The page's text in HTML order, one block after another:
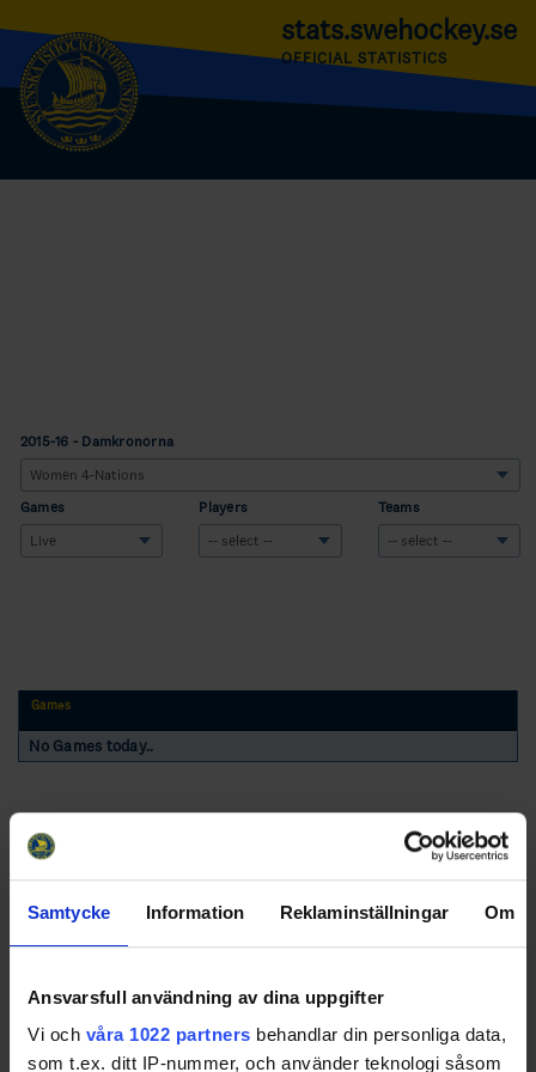
Samtycke Information Reklaminställningar Om
Ansvarsfull användning av dina uppgifter
Vi och våra 1022 partners behandlar din personliga data,
som t.ex. ditt IP-nummer, och använder teknologi såsom
stats.swehockey.se
OFFICIAL STATISTICS
2015-16 - Damkronorna
Games Players Teams
Games
No Games today..
Swehockey – Svenska Ishockeyförbundets officiella app
Swehockey ger dig tillgång till nyheter, livebevakning